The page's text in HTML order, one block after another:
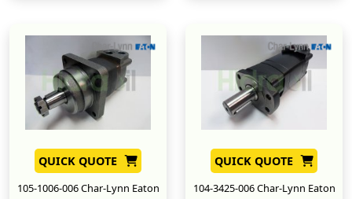
QUICK QUOTE
105-1006-006 Char-Lynn Eaton
QUICK QUOTE
104-3425-006 Char-Lynn Eaton